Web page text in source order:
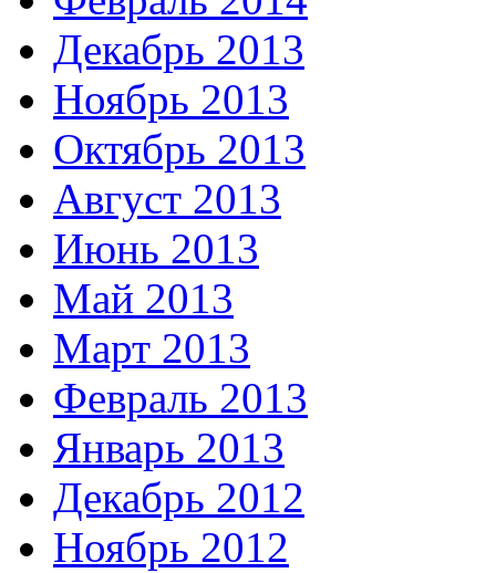
Декабрь 2013
Ноябрь 2013
Октябрь 2013
Август 2013
Июнь 2013
Май 2013
Март 2013
Февраль 2013
Январь 2013
Декабрь 2012
Ноябрь 2012